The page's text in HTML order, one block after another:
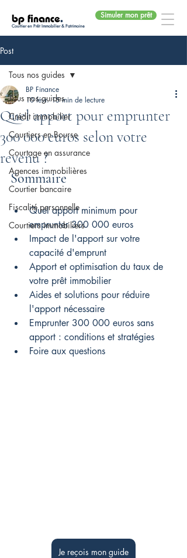
bp finance.
Courtier en Prêt Immobilier & Patrimoine
Simuler mon prêt
Post
Tous nos guides
Crédit immobilier
Courtiers en Bourse
Courtage en assurance
Agences immobilières
Courtier bancaire
Fiscalité personnelle
Courtiers immobiliers
Tous nos guides
Quel apport pour emprunter
300 000 euros selon votre
revenu ?
BP Finance
10 févr. 15 min de lecture
Sommaire
Quel apport minimum pour
emprunter 300 000 euros
Impact de l'apport sur votre
capacité d'emprunt
Apport et optimisation du taux de
votre prêt immobilier
Aides et solutions pour réduire
l'apport nécessaire
Emprunter 300 000 euros sans
apport : conditions et stratégies
Foire aux questions
Je reçois mon guide